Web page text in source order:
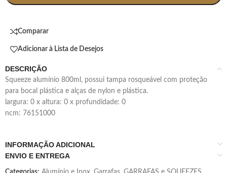
Comparar
Adicionar à Lista de Desejos
DESCRIÇÃO
squeeze alumínio 800ml, possui tampa rosqueável com proteção
para bocal plástica e alças de nylon e plástica.
largura: 0 x altura: 0 x profundidade: 0
ncm: 76151000
INFORMAÇÃO ADICIONAL
ENVIO E ENTREGA